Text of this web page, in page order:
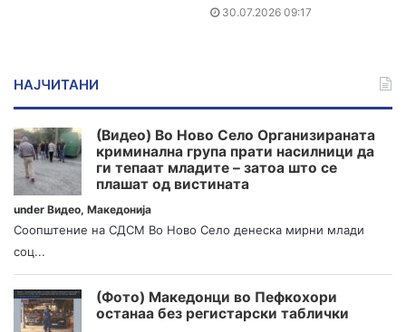
30.07.2026 09:17
НАЈЧИТАНИ
(Видео) Во Ново Село Организираната
криминална група прати насилници да
ги тепаат младите – затоа што се
плашат од вистината
under Видео, Македонија
Соопштение на СДСМ Во Ново Село денеска мирни млади
соц...
(Фото) Македонци во Пефкохори
останаа без регистарски таблички